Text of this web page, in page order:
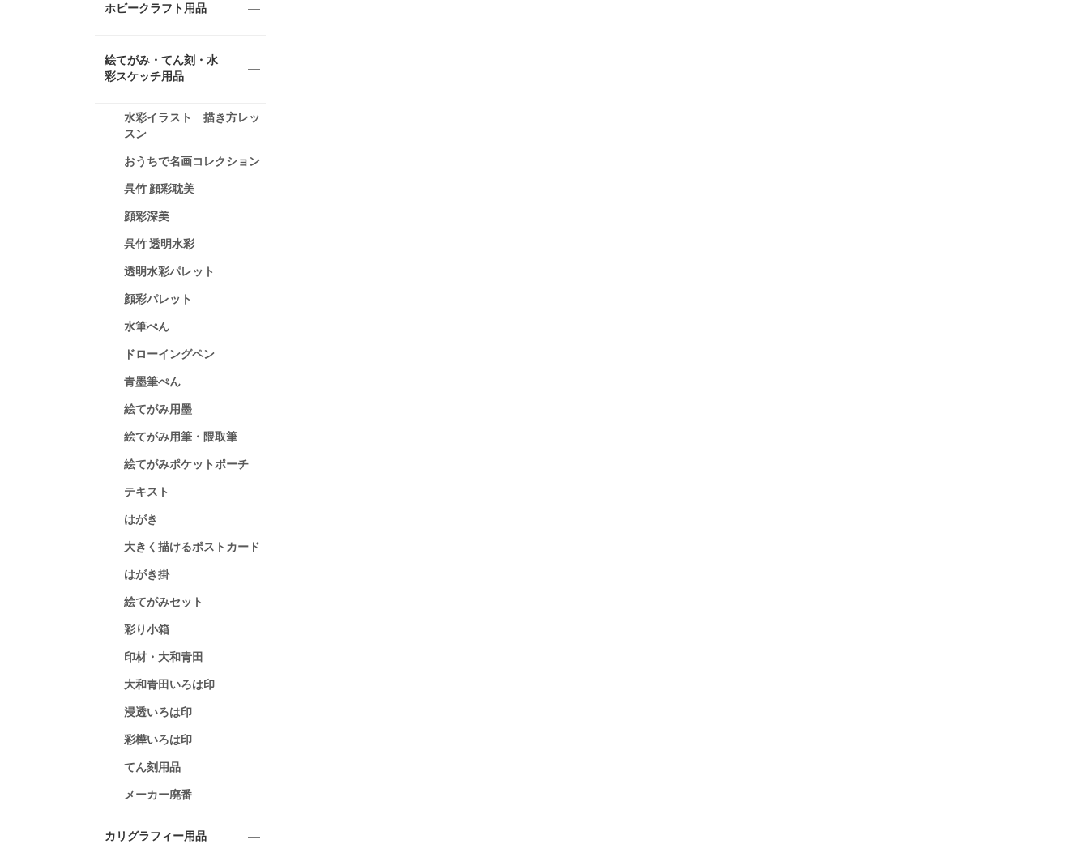
ホビークラフト用品
絵てがみ・てん刻・水
彩スケッチ用品
水彩イラスト 描き方レッ
スン
おうちで名画コレクション
呉竹 顔彩耽美
顔彩深美
呉竹 透明水彩
透明水彩パレット
顔彩パレット
水筆ぺん
ドローイングペン
青墨筆ぺん
絵てがみ用墨
絵てがみ用筆・隈取筆
絵てがみポケットポーチ
テキスト
はがき
大きく描けるポストカード
はがき掛
絵てがみセット
彩り小箱
印材・大和青田
大和青田いろは印
浸透いろは印
彩樺いろは印
てん刻用品
メーカー廃番
カリグラフィー用品